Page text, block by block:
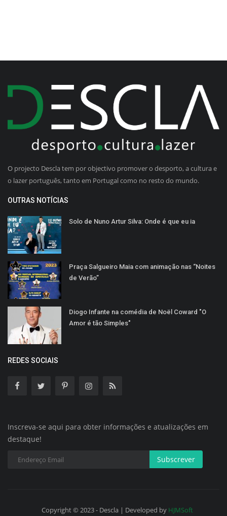
O projecto Descla tem por objectivo promover o desporto, a cultura e
o lazer português, tanto em Portugal como no resto do mundo.
OUTRAS NOTÍCIAS
Solo de Nuno Artur Silva: Onde é que eu ia
Praça Salgueiro Maia com animação nas “Noites
de Verão”
Diogo Infante na comédia de Noël Coward "O
Amor é tão Simples"
REDES SOCIAIS
Inscreva-se aqui para obter informações e atualizações em
destaque!
Subscrever
Copyright © 2023 - Descla | Developed by HJMSoft